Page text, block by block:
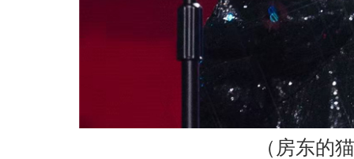
（房东的猫